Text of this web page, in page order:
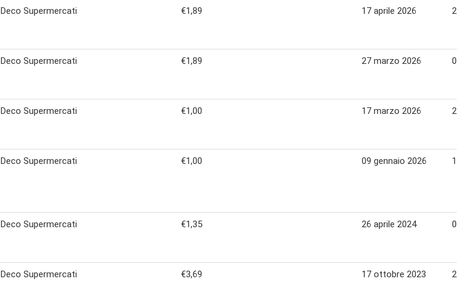
Deco Supermercati €1,89 17 aprile 2026 27
Deco Supermercati €1,89 27 marzo 2026 06
Deco Supermercati €1,00 17 marzo 2026 26
Deco Supermercati €1,00 09 gennaio 2026 19
Deco Supermercati €1,35 26 aprile 2024 06
Deco Supermercati €3,69 17 ottobre 2023 26